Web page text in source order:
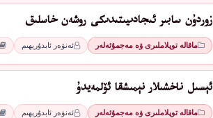
زوردۇن سابىر ئىجادىيىتىدىكى روشەن خاسلىق
ماقالە توپلاملىرى ۋە مەجمۇئەلەر ئەنۋەر ئابدۇرېھىم
ئېسىل ناخشىلار نېمىشقا ئۆلمەيدۇ
ماقالە توپلاملىرى ۋە مەجمۇئەلەر ئەنۋەر ئابدۇرېھىم